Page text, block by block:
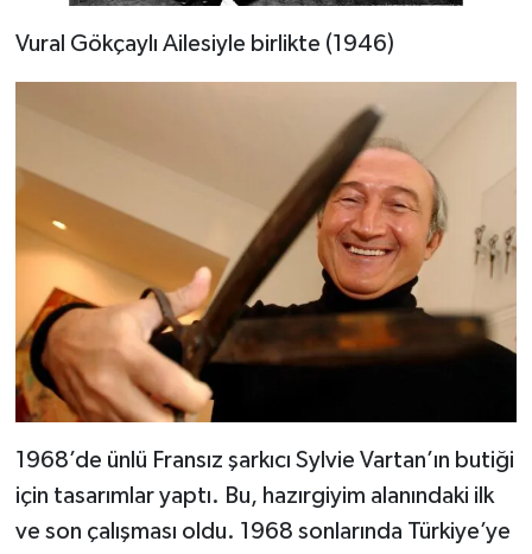
Vural Gökçaylı Ailesiyle birlikte (1946)
1968’de ünlü Fransız şarkıcı Sylvie Vartan’ın butiği
için tasarımlar yaptı. Bu, hazırgiyim alanındaki ilk
ve son çalışması oldu. 1968 sonlarında Türkiye’ye